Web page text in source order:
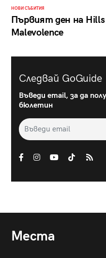
НОВИ СЪБИТИЯ
Първият ден на Hills
Malevolence
Следвай GoGuide
Въведи email, за да
бюлетин
Места